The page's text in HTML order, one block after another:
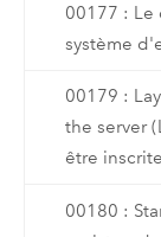
00177 : Le
système
00179 :
the server
être
00180 :